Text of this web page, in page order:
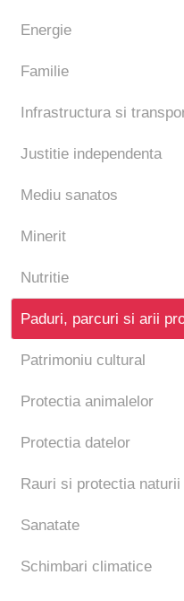
Energie
Familie
Infrastructura si
Justitie independenta
Mediu sanatos
Minerit
Nutritie
Paduri, parcuri si arii
Patrimoniu cultural
Protectia animalelor
Protectia datelor
Rauri si protectia naturii
Sanatate
Schimbari climatice